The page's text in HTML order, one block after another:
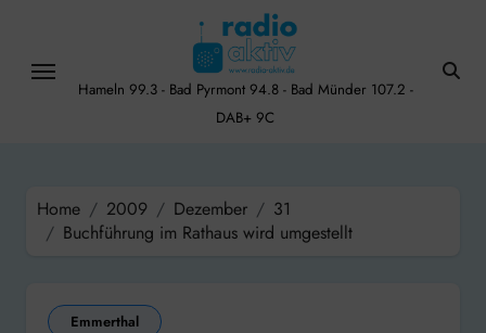
content
Hameln 99.3 - Bad Pyrmont 94.8 - Bad Münder 107.2 -
DAB+ 9C
Home 2009 Dezember
31
Buchführung im Rathaus wird umgestellt
Emmerthal